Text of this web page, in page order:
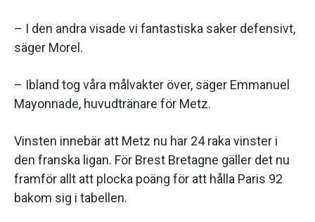
– I den andra visade vi fantastiska saker defensivt,
säger Morel.
– Ibland tog våra målvakter över, säger Emmanuel
Mayonnade, huvudtränare för Metz.
Vinsten innebär att Metz nu har 24 raka vinster i
den franska ligan. För Brest Bretagne gäller det nu
framför allt att plocka poäng för att hålla Paris 92
bakom sig i tabellen.